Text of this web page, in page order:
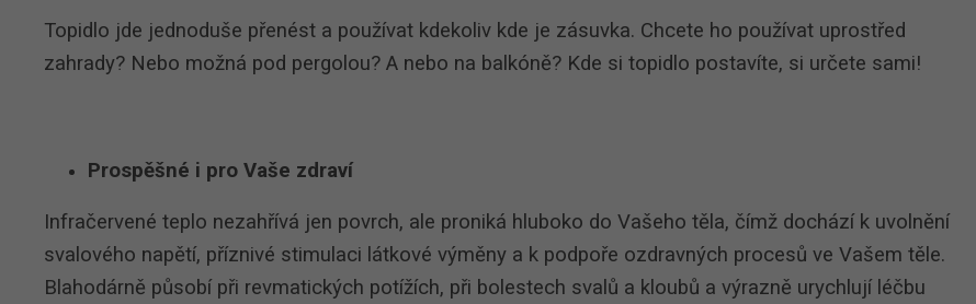
Topidlo jde jednoduše přenést a používat kdekoliv kde je zásuvka. Chcete ho používat uprostřed
zahrady? Nebo možná pod pergolou? A nebo na balkóně? Kde si topidlo postavíte, si určete sami!
Prospěšné i pro Vaše zdraví
Infračervené teplo nezahřívá jen povrch, ale proniká hluboko do Vašeho těla, čímž dochází k uvolnění
svalového napětí, příznivé stimulaci látkové výměny a k podpoře ozdravných procesů ve Vašem těle.
Blahodárně působí při revmatických potížích, při bolestech svalů a kloubů a výrazně urychlují léčbu